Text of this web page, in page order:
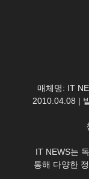
매체명: IT
2010.04.08 |
IT NEWS는
통해 다양한